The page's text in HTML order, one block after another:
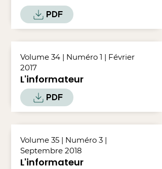
PDF
Volume 34 | Numéro 1 | Février
2017
L'informateur
PDF
Volume 35 | Numéro 3 |
Septembre 2018
L'informateur